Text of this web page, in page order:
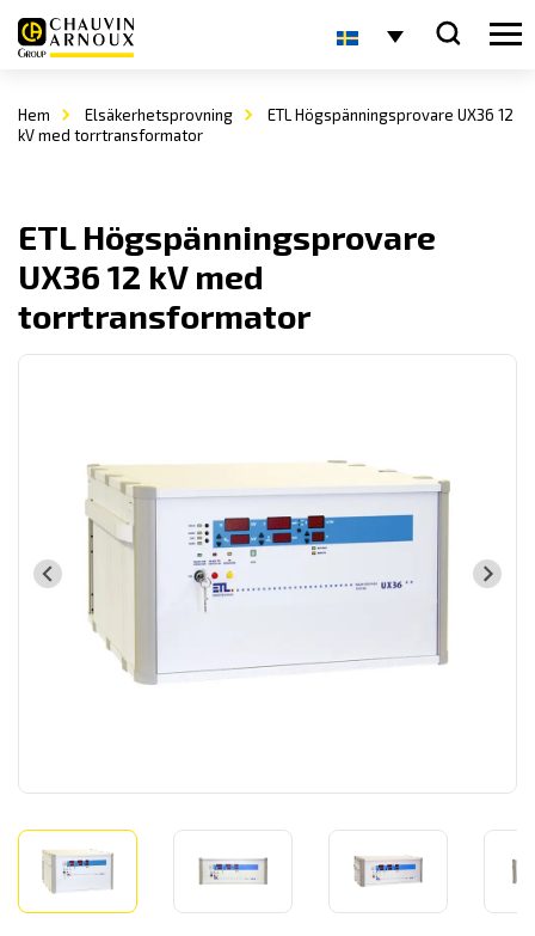
Hem Elsäkerhetsprovning
ETL Högspänningsprovare UX36 12
kV med torrtransformator
ETL Högspänningsprovare
UX36 12 kV med
torrtransformator